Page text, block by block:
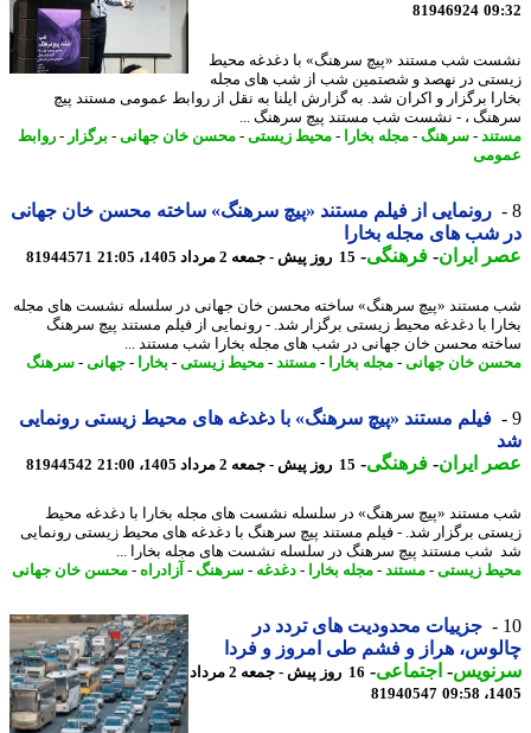
81946924
شب مستند «پیچ سرهنگ» با دغدغه محیط
در نهصد و شصتمین شب از شب های مجله
برگزار و اکران شد. به گزارش ایلنا به نقل از روابط عمومی مستند پیچ
، - نشست شب مستند پیچ سرهنگ ...
-سرهنگ -مجله بخارا-محیط زیستی-محسن خان جهانی-برگزار - روابط
رونمایی از فیلم مستند «پیچ سرهنگ» ساخته محسن خان جهانی
شب های مجله بخارا
ایران- فرهنگی-15 روز پیش - جمعه 2 مرداد 1405، 21:05 81944571
مستند «پیچ سرهنگ» ساخته محسن خان جهانی در سلسله نشست های مجله
با دغدغه محیط زیستی برگزار شد. - رونمایی از فیلم مستند پیچ سرهنگ
محسن خان جهانی در شب های مجله بخارا شب مستند ...
خان جهانی-مجله بخارا-مستند-محیط زیستی-بخارا-جهانی-سرهنگ
فیلم مستند «پیچ سرهنگ» با دغدغه های محیط زیستی رونمایی
ایران- فرهنگی-15 روز پیش - جمعه 2 مرداد 1405، 21:00 81944542
«پیچ سرهنگ» در سلسله نشست های مجله بخارا با دغدغه محیط
برگزار شد. - فیلم مستند پیچ سرهنگ با دغدغه های محیط زیستی رونمایی
مستند پیچ سرهنگ در سلسله نشست های مجله بخارا ...
زیستی-مستند-مجله بخارا-دغدغه-سرهنگ -آزادراه - محسن خان جهانی
جزییات محدودیت های تردد در
هراز و فشم طی امروز و فردا
-اجتماعی-
16 روز پیش - جمعه 2 مرداد
81940547